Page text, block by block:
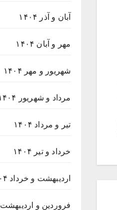
آبان و آذر ۱۴۰۴
مهر و آبان ۱۴۰۴
شهریور و مهر ۱۴۰۴
مرداد و شهریور ۱۴۰۴
تیر و مرداد ۱۴۰۴
خرداد و تیر ۱۴۰۴
اردیبهشت و خرداد ۱۴۰۴
فروردین و اردیبهشت ۱۴۰۴